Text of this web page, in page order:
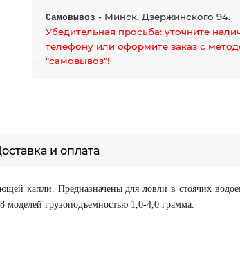
Самовывоз - Минск, Дзержинского 94.
Убедительная просьба: уточните
телефону или оформите заказ с
"самовывоз"!
и оплата
капли. Предназначены для ловли в стоячих
моделей грузоподъемностью 1,0-4,0 грамма.